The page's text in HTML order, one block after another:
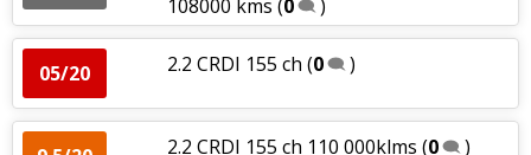
108000 kms (0 )
05/20 2.2 CRDI 155 ch (0 )
2.2 CRDI 155 ch 110 000klms (0 )